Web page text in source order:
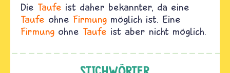
Die Taufe ist daher bekannter, da eine
Taufe ohne Firmung möglich ist. Eine
Firmung ohne Taufe ist aber nicht möglich.